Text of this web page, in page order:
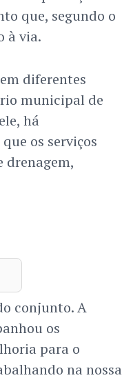
que, segundo o
à via.
diferentes
municipal de
há
os serviços
drenagem,
conjunto. A
os
para o
na nossa